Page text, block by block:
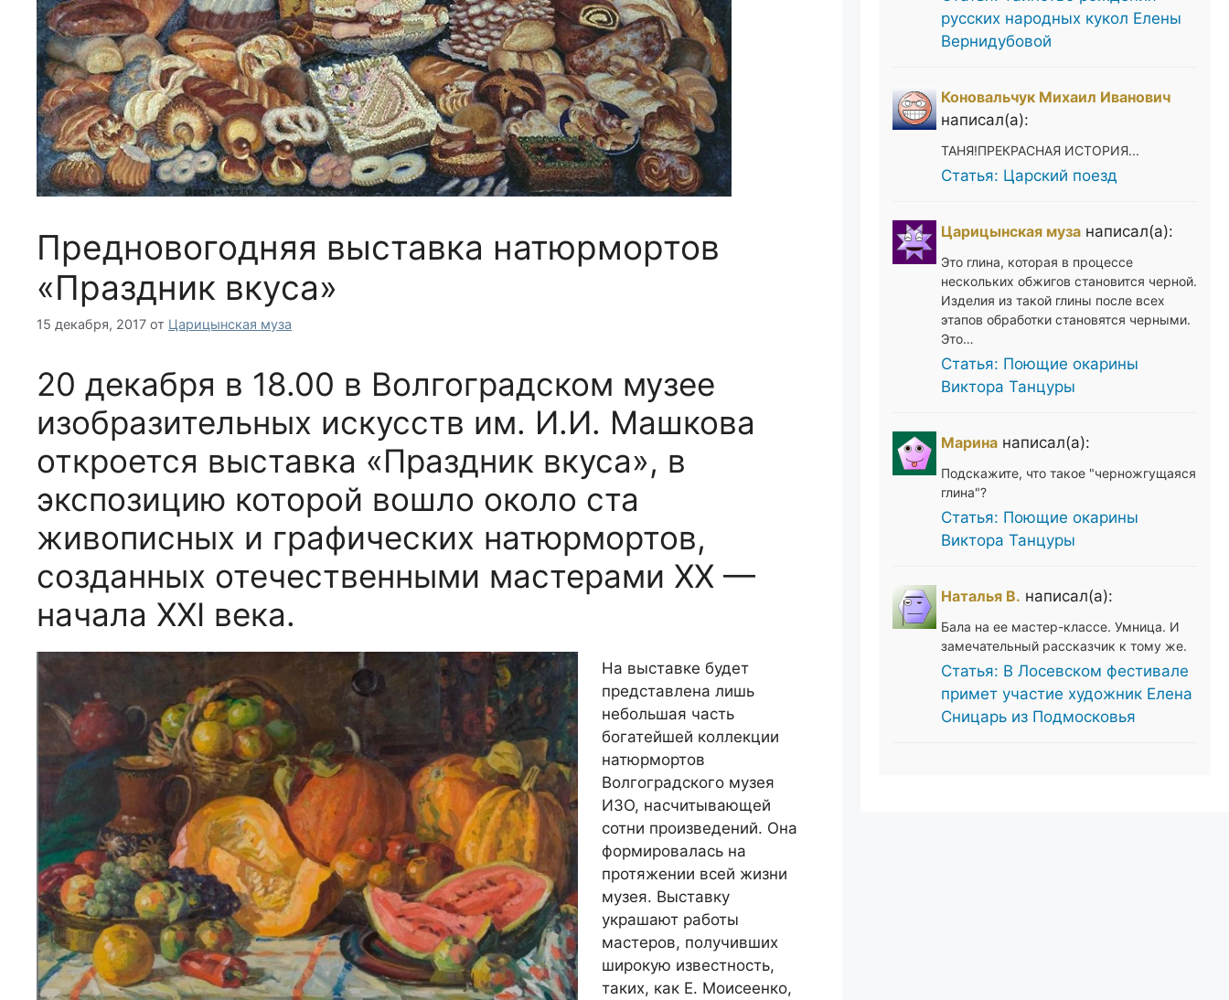
Предновогодняя выставка натюрмортов
«Праздник вкуса»
15 декабря, 2017 от Царицынская муза
20 декабря в 18.00 в Волгоградском музее
изобразительных искусств им. И.И. Машкова
откроется выставка «Праздник вкуса», в
экспозицию которой вошло около ста
живописных и графических натюрмортов,
созданных отечественными мастерами ХХ —
начала XXI века.
На выставке будет
представлена лишь
небольшая часть
богатейшей коллекции
натюрмортов
Волгоградского музея
ИЗО, насчитывающей
сотни произведений. Она
формировалась на
протяжении всей жизни
музея. Выставку
украшают работы
мастеров, получивших
широкую известность,
таких, как Е. Моисеенко,
русских народных кукол Елены
Вернидубовой
Коновальчук Михаил Иванович
написал(а):
ТАНЯ!ПРЕКРАСНАЯ ИСТОРИЯ...
Статья: Царский поезд
Царицынская музанаписал(а):
Это глина, которая в процессе
нескольких обжигов становится черной.
Изделия из такой глины после всех
этапов обработки становятся черными.
Это…
Статья: Поющие окарины
Виктора Танцуры
Маринанаписал(а):
Подскажите, что такое "черножгущаяся
глина"?
Статья: Поющие окарины
Виктора Танцуры
Наталья В. написал(а):
Бала на ее мастер-классе. Умница. И
замечательный рассказчик к тому же.
Статья: В Лосевском фестивале
примет участие художник Елена
Сницарь из Подмосковья